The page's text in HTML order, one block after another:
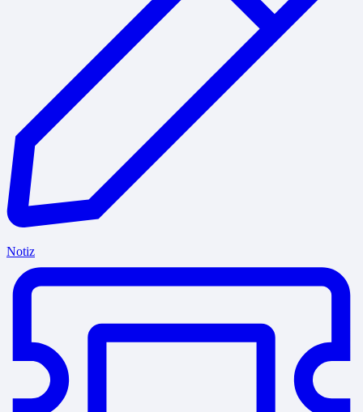
Notiz